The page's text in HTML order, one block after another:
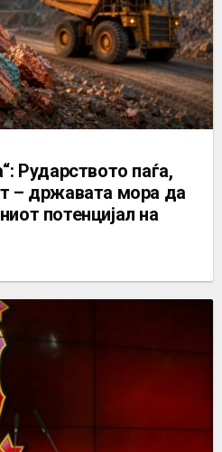
Рударството паѓа,
– државата мора да
потенцијал на